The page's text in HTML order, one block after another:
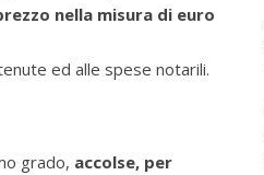
nella misura di euro
ed alle spese notarili.
grado, accolse, per